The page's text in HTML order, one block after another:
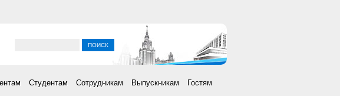
Студентам Сотрудникам Выпускникам Гостям